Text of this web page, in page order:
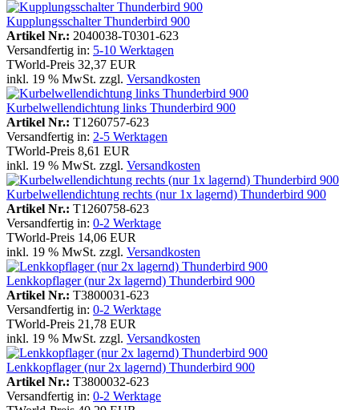
Kupplungsschalter Thunderbird 900
Artikel Nr.: 2040038-T0301-623
Versandfertig in: 5-10 Werktagen
TWorld-Preis 32,37 EUR
inkl. 19 % MwSt. zzgl. Versandkosten
Kurbelwellendichtung links Thunderbird 900
Artikel Nr.: T1260757-623
Versandfertig in: 2-5 Werktagen
TWorld-Preis 8,61 EUR
inkl. 19 % MwSt. zzgl. Versandkosten
Kurbelwellendichtung rechts (nur 1x lagernd) Thunderbird 900
Artikel Nr.: T1260758-623
Versandfertig in: 0-2 Werktage
TWorld-Preis 14,06 EUR
inkl. 19 % MwSt. zzgl. Versandkosten
Lenkkopflager (nur 2x lagernd) Thunderbird 900
Artikel Nr.: T3800031-623
Versandfertig in: 0-2 Werktage
TWorld-Preis 21,78 EUR
inkl. 19 % MwSt. zzgl. Versandkosten
Lenkkopflager (nur 2x lagernd) Thunderbird 900
Artikel Nr.: T3800032-623
Versandfertig in: 0-2 Werktage